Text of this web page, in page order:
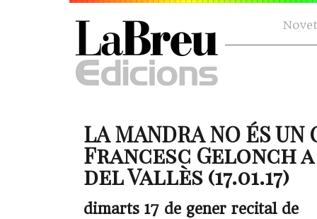
LA MANDRA NO ÉS
Francesc Gelonch
del Vallès (17.01.17)
dimarts 17 de gener recital de